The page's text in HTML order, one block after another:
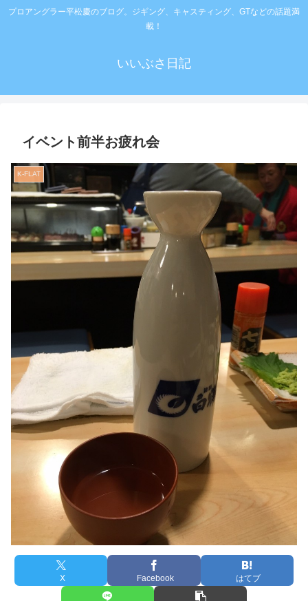
プロアングラー平松慶のブログ。ジギング、キャスティング、GTなどの話題満
載！
いいぶさ日記
イベント前半お疲れ会
K-FLAT
X Facebook はてブ